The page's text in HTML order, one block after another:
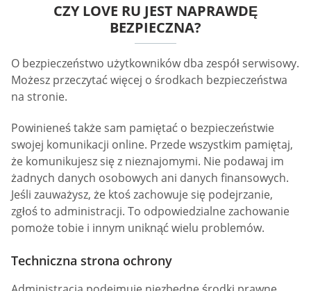
CZY LOVE RU JEST NAPRAWDĘ
BEZPIECZNA?
O bezpieczeństwo użytkowników dba zespół serwisowy.
Możesz przeczytać więcej o środkach bezpieczeństwa
na stronie.
Powinieneś także sam pamiętać o bezpieczeństwie
swojej komunikacji online. Przede wszystkim pamiętaj,
że komunikujesz się z nieznajomymi. Nie podawaj im
żadnych danych osobowych ani danych finansowych.
Jeśli zauważysz, że ktoś zachowuje się podejrzanie,
zgłoś to administracji. To odpowiedzialne zachowanie
pomoże tobie i innym uniknąć wielu problemów.
Techniczna strona ochrony